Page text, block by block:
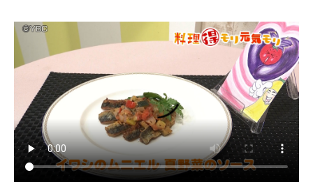
試写会・プレゼント
ＹＢＣオンデマンド
やまがた情熱市場